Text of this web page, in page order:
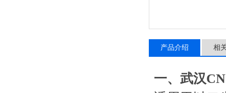
产品介绍 相
一、 武汉